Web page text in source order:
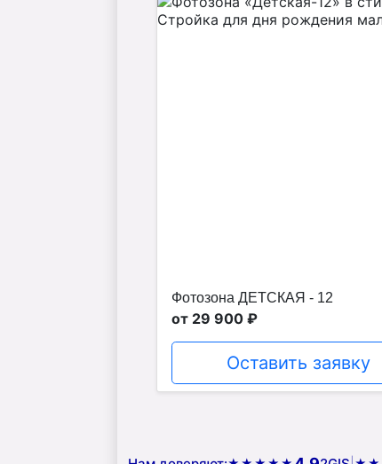
Фотозона ДЕТСКАЯ - 12
от 29 900 ₽
Оставить заявку